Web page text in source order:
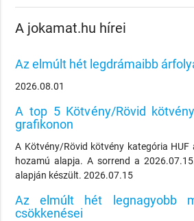
A jokamat.hu hírei
Az elmúlt hét legdrámaibb
2026.08.01
A top 5 Kötvény/Rövid
grafikonon
A Kötvény/Rövid kötvény kategória
hozamú alapja. A sorrend a
alapján készült. 2026.07.15
Az elmúlt hét legnagyobb
csökkenései